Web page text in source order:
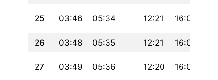
25 03:46 05:34 12:21 16:08
26 03:48 05:35 12:21 16:07
27 03:49 05:36 12:20 16:06